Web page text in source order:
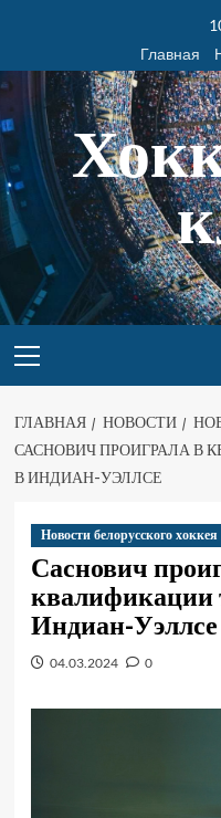
Главная
ГЛАВНАЯ НОВОСТИ
САСНОВИЧ ПРОИГРАЛА В
В ИНДИАН-УЭЛЛСЕ
Новости белорусского хоккея
Саснович
квалификации
Индиан-Уэллсе
04.03.2024 0